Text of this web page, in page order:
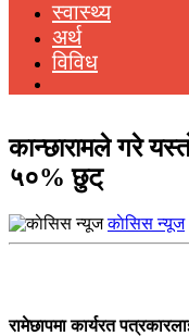
स्वास्थ्य
अर्थ
विविध
कान्छारामले गरे
५०% छुट्
काेसिस न्यूज
रामेछापमा कार्यरत